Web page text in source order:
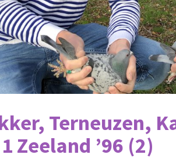
Terneuzen,
Zeeland ’96 (2)